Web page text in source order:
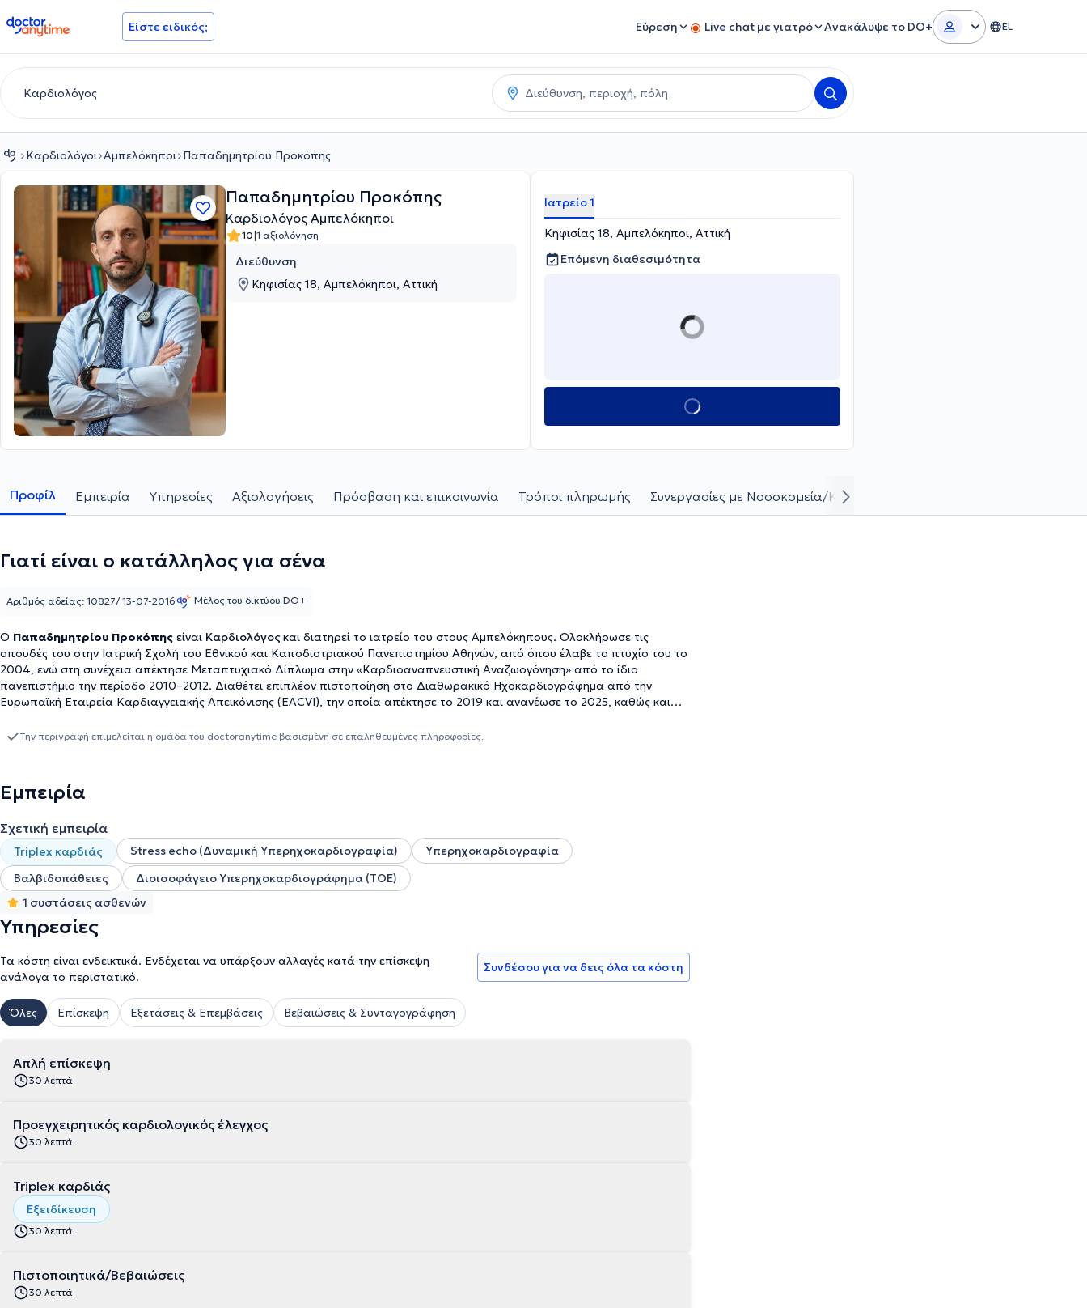
doctoranytime Είστε ειδικός; Εύρεση Live chat με γιατρό Ανακάλυψε το DO+ EL
Καρδιολόγοι Αμπελόκηποι Παπαδημητρίου Προκόπης
Παπαδημητρίου Προκόπης
Καρδιολόγος Αμπελόκηποι
10|1 αξιολόγηση
Διεύθυνση
Κηφισίας 18, Αμπελόκηποι, Αττική
Ιατρείο 1
Κηφισίας 18, Αμπελόκηποι, Αττική
Επόμενη διαθεσιμότητα
Προφίλ Εμπειρία Υπηρεσίες Αξιολογήσεις Πρόσβαση και επικοινωνία Τρόποι πληρωμής Συνεργασίες με Νοσοκομεία/Κλινικές
Γιατί είναι ο κατάλληλος για σένα
Ο Παπαδημητρίου Προκόπης είναι Καρδιολόγοςκαι διατηρεί το ιατρείο του στους Αμπελόκηπους. Ολοκλήρωσε τις
σπουδές του στην Ιατρική Σχολή του Εθνικού και Καποδιστριακού Πανεπιστημίου Αθηνών, από όπου έλαβε το πτυχίο του το
2004, ενώ στη συνέχεια απέκτησε Μεταπτυχιακό Δίπλωμα στην «Καρδιοαναπνευστική Αναζωογόνηση» από το ίδιο
πανεπιστήμιο την περίοδο 2010–2012. Διαθέτει επιπλέον πιστοποίηση στο Διαθωρακικό Ηχοκαρδιογράφημα από την
Ευρωπαϊκή Εταιρεία Καρδιαγγειακής Απεικόνισης (EACVI), την οποία απέκτησε το 2019 και ανανέωσε το 2025, καθώς και
εμπειρία περιλαμβάνει την ολοκλήρωση της ειδικότητας στην Καρδιολογία στο ΓΝΑ «Ευαγγελισμός» την περίοδο 2011–2016,
Υπερήχων Καρδιάς – Καρδιαγγειακής Απεικόνισης του Ιατρικού Κέντρου Αθηνών.
Αριθμός αδείας: 10827/ 13-07-2016 Μέλος του δικτύου DO+
Την περιγραφή επιμελείται η ομάδα του doctoranytime βασισμένη σε επαληθευμένες πληροφορίες.
Εμπειρία
Σχετική εμπειρία
Triplex καρδιάς Stress echo (Δυναμική Υπερηχοκαρδιογραφία)
Υπερηχοκαρδιογραφία
Βαλβιδοπάθειες
Διοισοφάγειο Υπερηχοκαρδιογράφημα (TOE)
1 συστάσεις ασθενών
Υπηρεσίες
Τα κόστη είναι ενδεικτικά. Ενδέχεται να υπάρξουν αλλαγές κατά την επίσκεψη
ανάλογα το περιστατικό.
Συνδέσου για να δεις όλα τα κόστη
Όλες Επίσκεψη Εξετάσεις & Επεμβάσεις Βεβαιώσεις & Συνταγογράφηση
Απλή επίσκεψη
30 λεπτά
Προεγχειρητικός καρδιολογικός έλεγχος
30 λεπτά
Triplex καρδιάς
Εξειδίκευση
30 λεπτά
Πιστοποιητικά/Βεβαιώσεις
30 λεπτά